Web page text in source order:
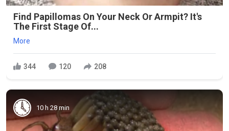
Find Papillomas On Your Neck Or Armpit? It's
The First Stage Of...
More
344 120 208
10 h 28 min